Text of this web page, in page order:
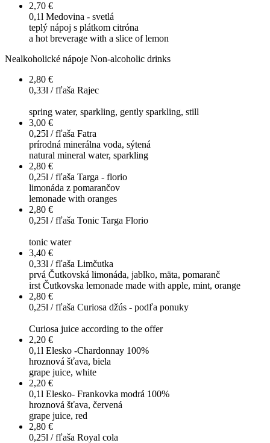
2,70 €
0,1l Medovina - svetlá
teplý nápoj s plátkom citróna
a hot breverage with a slice of lemon
Nealkoholické nápoje Non-alcoholic drinks
2,80 €
0,33l / fľaša Rajec
spring water, sparkling, gently sparkling, still
3,00 €
0,25l / fľaša Fatra
prírodná minerálna voda, sýtená
natural mineral water, sparkling
2,80 €
0,25l / fľaša Targa - florio
limonáda z pomarančov
lemonade with oranges
2,80 €
0,25l / fľaša Tonic Targa Florio
tonic water
3,40 €
0,33l / fľaša Limčutka
prvá Čutkovská limonáda, jablko, mäta, pomaranč
irst Čutkovska lemonade made with apple, mint, orange
2,80 €
0,25l / fľaša Curiosa džús - podľa ponuky
Curiosa juice according to the offer
2,20 €
0,1l Elesko -Chardonnay 100%
hroznová šťava, biela
grape juice, white
2,20 €
0,1l Elesko- Frankovka modrá 100%
hroznová šťava, červená
grape juice, red
2,80 €
0,25l / fľaša Royal cola